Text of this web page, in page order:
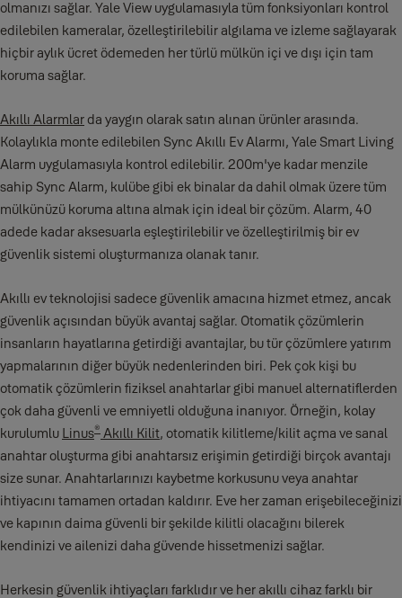
olmanızı sağlar. Yale View uygulamasıyla tüm fonksiyonları kontrol
edilebilen kameralar, özelleştirilebilir algılama ve izleme sağlayarak
hiçbir aylık ücret ödemeden her türlü mülkün içi ve dışı için tam
koruma sağlar.
Akıllı Alarmlarda yaygın olarak satın alınan ürünler arasında.
Kolaylıkla monte edilebilen Sync Akıllı Ev Alarmı, Yale Smart Living
Alarm uygulamasıyla kontrol edilebilir. 200m'ye kadar menzile
sahip Sync Alarm, kulübe gibi ek binalar da dahil olmak üzere tüm
mülkünüzü koruma altına almak için ideal bir çözüm. Alarm, 40
adede kadar aksesuarla eşleştirilebilir ve özelleştirilmiş bir ev
güvenlik sistemi oluşturmanıza olanak tanır.
Akıllı ev teknolojisi sadece güvenlik amacına hizmet etmez, ancak
güvenlik açısından büyük avantaj sağlar. Otomatik çözümlerin
insanların hayatlarına getirdiği avantajlar, bu tür çözümlere yatırım
yapmalarının diğer büyük nedenlerinden biri. Pek çok kişi bu
otomatik çözümlerin fiziksel anahtarlar gibi manuel alternatiflerden
çok daha güvenli ve emniyetli olduğuna inanıyor. Örneğin, kolay
kurulumlu Linus® Akıllı Kilit, otomatik kilitleme/kilit açma ve sanal
anahtar oluşturma gibi anahtarsız erişimin getirdiği birçok avantajı
size sunar. Anahtarlarınızı kaybetme korkusunu veya anahtar
ihtiyacını tamamen ortadan kaldırır. Eve her zaman erişebileceğinizi
ve kapının daima güvenli bir şekilde kilitli olacağını bilerek
kendinizi ve ailenizi daha güvende hissetmenizi sağlar.
Herkesin güvenlik ihtiyaçları farklıdır ve her akıllı cihaz farklı bir